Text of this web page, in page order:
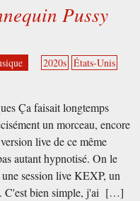
Pussy
2020s États-Unis
Ça faisait longtemps
un morceau, encore
live de ce même
autant hypnotisé. On le
session live KEXP, un
C'est bien simple, j'ai […]